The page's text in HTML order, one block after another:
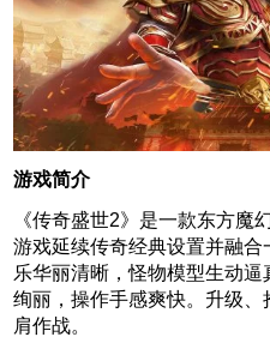
游戏简介
《传奇盛世2》是一款东方魔
游戏延续传奇经典设置并融
乐华丽清晰，怪物模型生动
绚丽，操作手感爽快。升级
肩作战。